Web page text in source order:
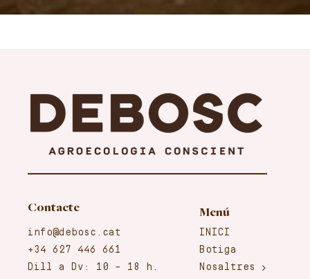
Menú
INICI
Botiga
Nosaltres
Contacte
info@debosc.cat
+34 627 446 661
Dill a Dv: 10 – 18 h.